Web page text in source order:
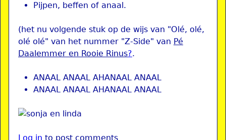
Pijpen, beffen of anaal.
(het nu volgende stuk op de wijs van "Olé, olé,
olé olé" van het nummer "Z-Side" van Pé
Daalemmer en Rooie Rinus?.
ANAAL ANAAL AHANAAL ANAAL
ANAAL ANAAL AHANAAL ANAAL
Log in to post comments